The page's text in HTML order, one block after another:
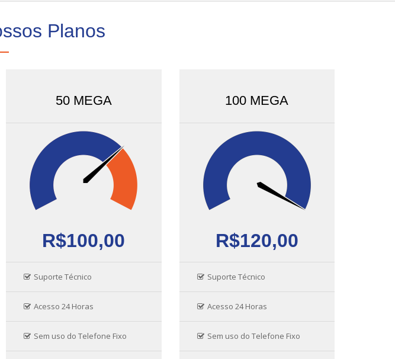
Planos
50 MEGA
R$100,00
Suporte Técnico
Acesso 24 Horas
Sem uso do Telefone Fixo
100 MEGA
R$120,00
Suporte Técnico
Acesso 24 Horas
Sem uso do Telefone Fixo